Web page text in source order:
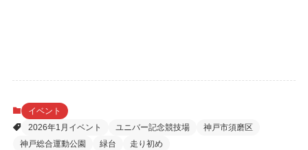
イベント
2026年1月イベント
ユニバー記念競技場
神戸市須磨区
神戸総合運動公園
緑台 走り初め